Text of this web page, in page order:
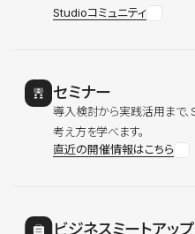
Studioコミュニティ
セミナー
導入検討から実践活用まで
考え方を学べます。
直近の開催情報はこちら
ビジネスミートアップ